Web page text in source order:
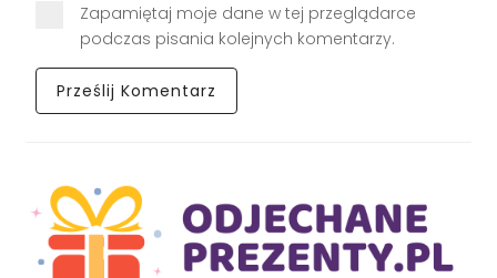
Zapamiętaj moje dane w tej przeglądarce
podczas pisania kolejnych komentarzy.